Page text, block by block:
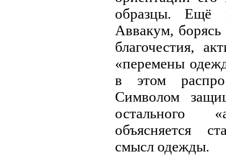
образцы.
Аввакум, борясь
благочестия,
«перемены
в этом
Символом
остального
объясняется
смысл одежды.